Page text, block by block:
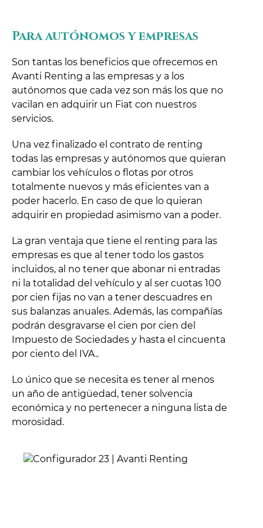
Para autónomos y empresas
Son tantas los beneficios que ofrecemos en
Avanti Renting a las empresas y a los
autónomos que cada vez son más los que no
vacilan en adquirir un Fiat con nuestros
servicios.
Una vez finalizado el contrato de renting
todas las empresas y autónomos que quieran
cambiar los vehículos o flotas por otros
totalmente nuevos y más eficientes van a
poder hacerlo. En caso de que lo quieran
adquirir en propiedad asimismo van a poder.
La gran ventaja que tiene el renting para las
empresas es que al tener todo los gastos
incluidos, al no tener que abonar ni entradas
ni la totalidad del vehículo y al ser cuotas 100
por cien fijas no van a tener descuadres en
sus balanzas anuales. Además, las compañías
podrán desgravarse el cien por cien del
Impuesto de Sociedades y hasta el cincuenta
por ciento del IVA..
Lo único que se necesita es tener al menos
un año de antigüedad, tener solvencia
económica y no pertenecer a ninguna lista de
morosidad.